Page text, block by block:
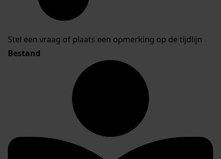
Stel een vraag of plaats een opmerking op de tijdlijn
Bestand